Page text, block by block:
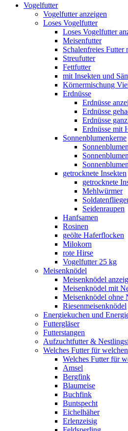
Vogelfutter
Vogelfutter anzeigen
Loses Vogelfutter
Loses Vogelfutter
Meisenfutter
Schalenfreies Futter
Streufutter
Fettfutter
mit Insekten und
Körnermischung
Erdnüsse
Erdnüsse
Erdnüsse
Erdnüsse
Erdnüsse mit
Sonnenblumenkerne
getrocknete Insekten
getrocknete
Mehlwürmer
Seidenraupen
Hanfsamen
Rosinen
geölte Haferflocken
Milokorn
rote Hirse
Vogelfutter 25 kg
Meisenknödel
Meisenknödel
Meisenknödel mit
Meisenknödel ohne
Riesenmeisenknödel
Energiekuchen und
Futtergläser
Futterstangen
Aufzuchtfutter &
Welches Futter für
Welches Futter für
Amsel
Bergfink
Blaumeise
Buchfink
Buntspecht
Eichelhäher
Erlenzeisig